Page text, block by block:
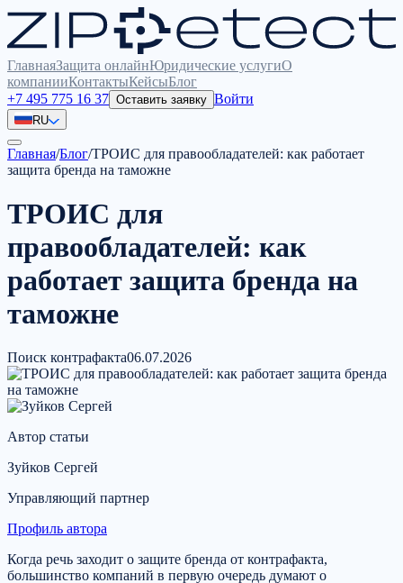
ГлавнаяЗащита онлайнЮридические услугиО
компанииКонтактыКейсыБлог
+7 495 775 16 37 Оставить заявку Войти
RU
Главная/Блог/ТРОИС для правообладателей: как работает
защита бренда на таможне
ТРОИС для
правообладателей: как
работает защита бренда на
таможне
Поиск контрафакта06.07.2026
Автор статьи
Зуйков Сергей
Управляющий партнер
Профиль автора
Когда речь заходит о защите бренда от контрафакта,
большинство компаний в первую очередь думают о